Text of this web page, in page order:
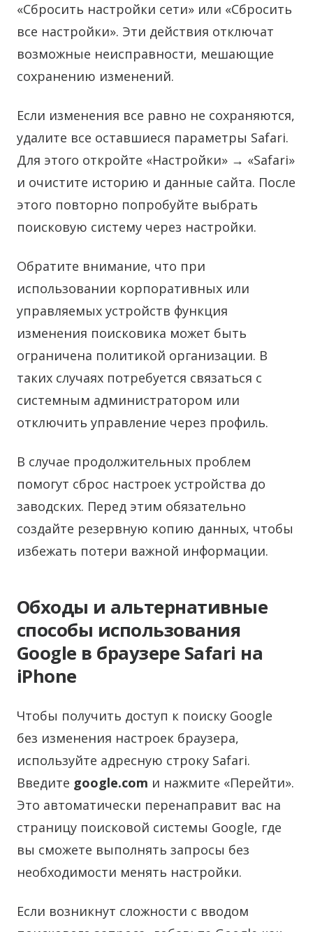
«Сбросить настройки сети» или «Сбросить
все настройки». Эти действия отключат
возможные неисправности, мешающие
сохранению изменений.
Если изменения все равно не сохраняются,
удалите все оставшиеся параметры Safari.
Для этого откройте «Настройки» → «Safari»
и очистите историю и данные сайта. После
этого повторно попробуйте выбрать
поисковую систему через настройки.
Обратите внимание, что при
использовании корпоративных или
управляемых устройств функция
изменения поисковика может быть
ограничена политикой организации. В
таких случаях потребуется связаться с
системным администратором или
отключить управление через профиль.
В случае продолжительных проблем
помогут сброс настроек устройства до
заводских. Перед этим обязательно
создайте резервную копию данных, чтобы
избежать потери важной информации.
Обходы и альтернативные
способы использования
Google в браузере Safari на
iPhone
Чтобы получить доступ к поиску Google
без изменения настроек браузера,
используйте адресную строку Safari.
Введите google.com и нажмите «Перейти».
Это автоматически перенаправит вас на
страницу поисковой системы Google, где
вы сможете выполнять запросы без
необходимости менять настройки.
Если возникнут сложности с вводом